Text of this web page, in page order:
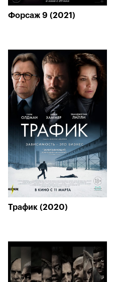
Форсаж 9 (2021)
Трафик (2020)